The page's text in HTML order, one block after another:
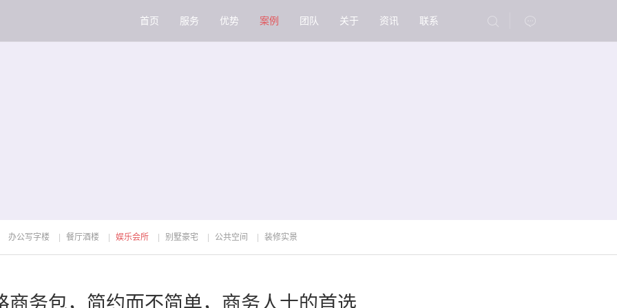
首页 服务 优势 案例 团队 关于 资讯 联系
办公写字楼 餐厅酒楼 娱乐会所 别墅豪宅 公共空间 装修实景
商务包，简约而不简单，商务人士的首选